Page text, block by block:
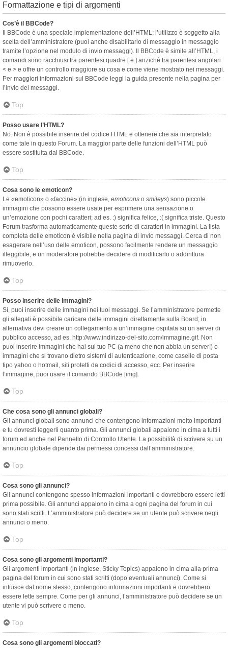
Formattazione e tipi di argomenti
Cos’è il BBCode?
Il BBCode è una speciale implementazione dell’HTML; l’utilizzo è soggetto alla
scelta dell’amministratore (puoi anche disabilitarlo di messaggio in messaggio
tramite l’opzione nel modulo di invio messaggi). Il BBCode è simile all’HTML, i
comandi sono racchiusi tra parentesi quadre [ e ] anziché tra parentesi angolari
< e > e offre un controllo maggiore su cosa e come viene mostrato nei messaggi.
Per maggiori informazioni sul BBCode leggi la guida presente nella pagina per
l’invio dei messaggi.
Top
Posso usare l’HTML?
No. Non è possibile inserire del codice HTML e ottenere che sia interpretato
come tale in questo Forum. La maggior parte delle funzioni dell’HTML può
essere sostituita dal BBCode.
Top
Cosa sono le emoticon?
Le «emoticon» o «faccine» (in inglese, emoticons o smileys) sono piccole
immagini che possono essere usate per esprimere una sensazione o
un’emozione con pochi caratteri; ad es. :) significa felice, :( significa triste. Questo
Forum trasforma automaticamente queste serie di caratteri in immagini. La lista
completa delle emoticon è visibile nella pagina di invio messaggi. Cerca di non
esagerare nell’uso delle emoticon, possono facilmente rendere un messaggio
illeggibile, e un moderatore potrebbe decidere di modificarlo o addirittura
rimuoverlo.
Top
Posso inserire delle immagini?
Sì, puoi inserire delle immagini nei tuoi messaggi. Se l’amministratore permette
gli allegati è possibile caricare delle immagini direttamente sulla Board; in
alternativa devi creare un collegamento a un’immagine ospitata su un server di
pubblico accesso, ad es. http://www.indirizzo-del-sito.com/immagine.gif. Non
puoi inserire immagini che hai sul tuo PC (a meno che non abbia un server!) o
immagini che si trovano dietro sistemi di autenticazione, come caselle di posta
tipo yahoo o hotmail, siti protetti da codici di accesso, ecc. Per inserire
l’immagine, puoi usare il comando BBCode [img].
Top
Che cosa sono gli annunci globali?
Gli annunci globali sono annunci che contengono informazioni molto importanti
e tu dovresti leggerli quanto prima. Gli annunci globali appaiono in cima a tutti i
forum ed anche nel Pannello di Controllo Utente. La possibilità di scrivere su un
annuncio globale dipende dai permessi concessi dall’amministratore.
Top
Cosa sono gli annunci?
Gli annunci contengono spesso informazioni importanti e dovrebbero essere letti
prima possibile. Gli annunci appaiono in cima a ogni pagina del forum in cui
sono stati scritti. L’amministratore può decidere se un utente può scrivere negli
annunci o meno.
Top
Cosa sono gli argomenti importanti?
Gli argomenti importanti (in inglese, Sticky Topics) appaiono in cima alla prima
pagina del forum in cui sono stati scritti (dopo eventuali annunci). Come si
intuisce dal nome stesso, contengono informazioni importanti e dovrebbero
essere lette sempre. Come per gli annunci, l’amministratore può decidere se un
utente vi può scrivere o meno.
Top
Cosa sono gli argomenti bloccati?